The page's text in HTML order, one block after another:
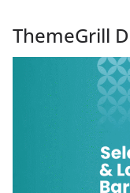
ThemeGrill